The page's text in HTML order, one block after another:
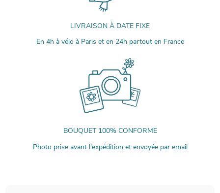
LIVRAISON À DATE FIXE
En 4h à vélo à Paris et en 24h partout en France
BOUQUET 100% CONFORME
Photo prise avant l'expédition et envoyée par email